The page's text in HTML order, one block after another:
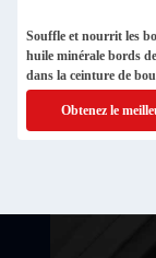
Souffle et nourrit les
huile minérale bords
dans la ceinture de
Obtenez le